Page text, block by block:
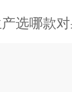
选哪款对射